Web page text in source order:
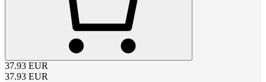
37.93 EUR
37.93 EUR